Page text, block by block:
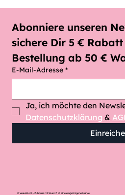
Abonniere unseren
sichere Dir 5 €
Bestellung ab 50 €
E-Mail-Adresse *
Datenschutzklärung &
© WauHAUS - Zuhause mit Hund ® ist eine eingetragene Marke